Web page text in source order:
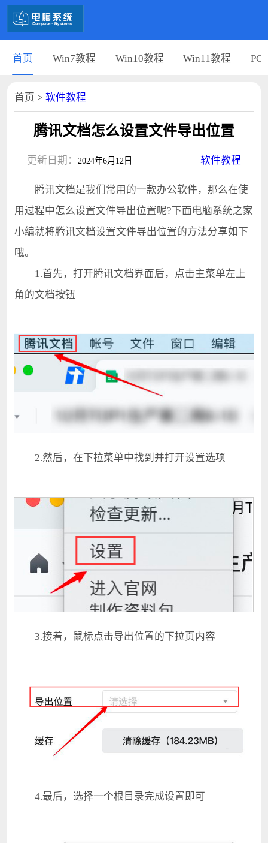
首页 Win7教程 Win10教程 Win11教程 PC
首页 > 软件教程
腾讯文档怎么设置文件导出位置
更新日期： 2024年6月12日 软件教程
腾讯文档是我们常用的一款办公软件，那么在使
用过程中怎么设置文件导出位置呢?下面电脑系统之家
小编就将腾讯文档设置文件导出位置的方法分享如下
哦。
1.首先，打开腾讯文档界面后，点击主菜单左上
角的文档按钮
2.然后，在下拉菜单中找到并打开设置选项
3.接着，鼠标点击导出位置的下拉页内容
4.最后，选择一个根目录完成设置即可